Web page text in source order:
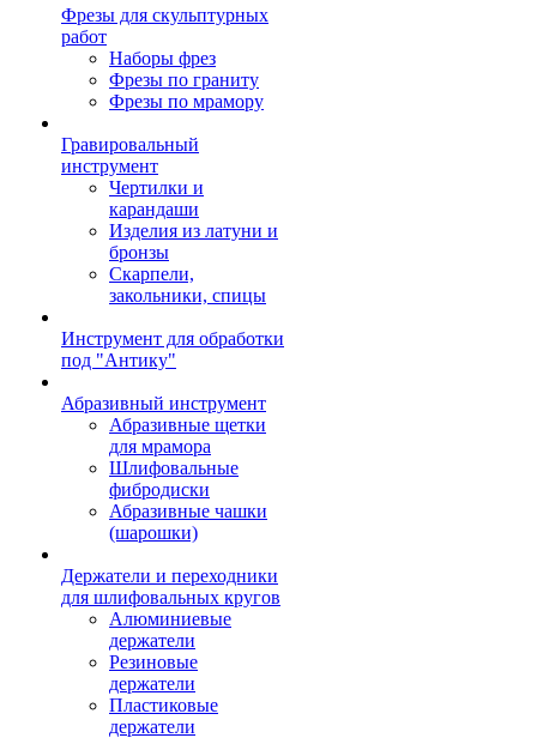
Фрезы для скульптурных
работ
Наборы фрез
Фрезы по граниту
Фрезы по мрамору
Гравировальный
инструмент
Чертилки и
карандаши
Изделия из латуни и
бронзы
Скарпели,
закольники, спицы
Инструмент для обработки
под "Антику"
Абразивный инструмент
Абразивные щетки
для мрамора
Шлифовальные
фибродиски
Абразивные чашки
(шарошки)
Держатели и переходники
для шлифовальных кругов
Алюминиевые
держатели
Резиновые
держатели
Пластиковые
держатели